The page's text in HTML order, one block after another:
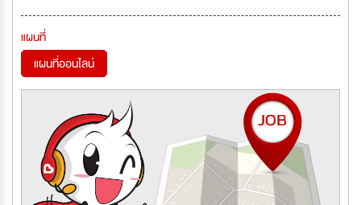
แผนที่
แผนที่ออนไลน์